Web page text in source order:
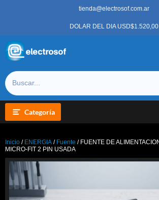
tienda@electrosof.com.ar
DOLAR DEL DIA USD$1.520,00
Categoría
Inicio / ENERGIA / Fuente / FUENTE DE
MICRO-FIT 2 PIN USADA